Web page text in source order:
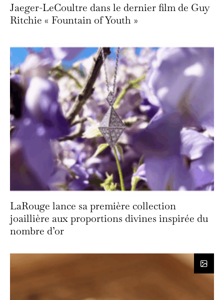
Jaeger-LeCoultre dans le dernier film de Guy
Ritchie « Fountain of Youth »
LaRouge lance sa première collection
joaillière aux proportions divines inspirée du
nombre d’or